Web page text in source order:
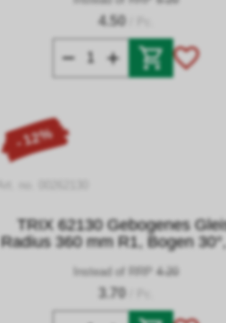
4.50
- 12%
TRIX 62130 Gebogenes
Radius 360 mm R1, Bogen
Instead of RRP4.20
3.70